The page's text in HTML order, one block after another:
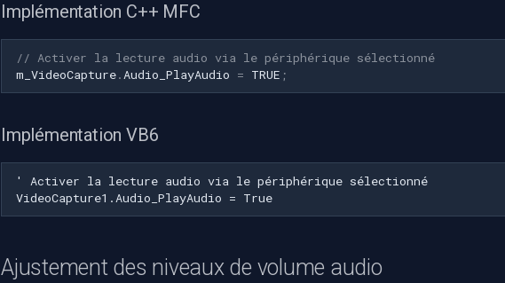
Implémentation C++ MFC
// Activer la lecture audio via le périphérique sélectionné
m_VideoCapture. Audio_PlayAudio = TRUE ;
Implémentation VB6
Ajustement des niveaux de volume audio